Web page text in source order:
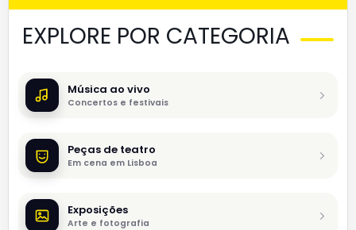
EXPLORE POR CATEGORIA
Música ao vivo
Concertos e festivais
Peças de teatro
Em cena em Lisboa
Exposições
Arte e fotografia